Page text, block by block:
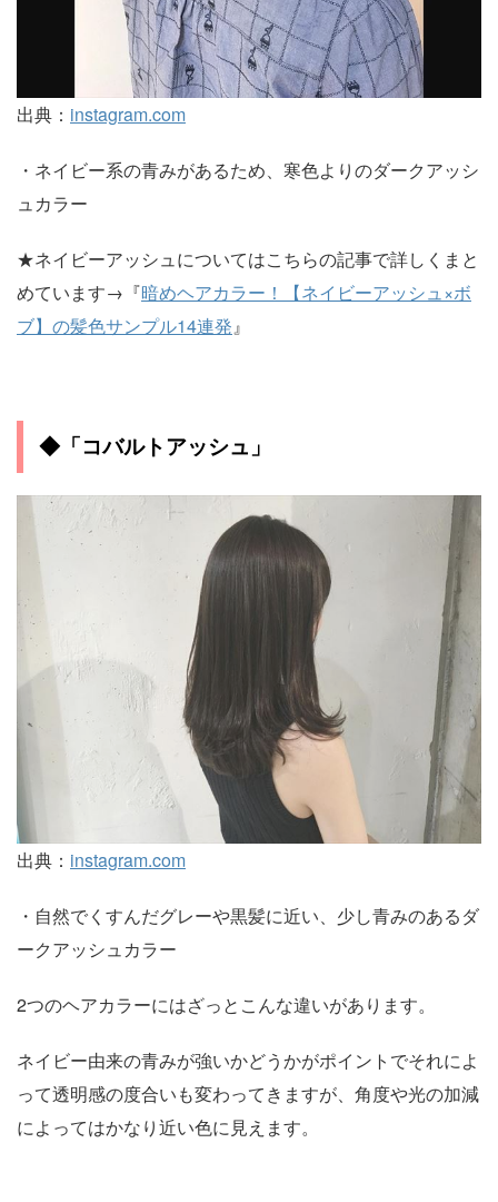
出典： instagram.com
・ネイビー系の青みがあるため、寒色よりのダークアッシ
ュカラー
★ネイビーアッシュについてはこちらの記事で詳しくまと
めています→『暗めヘアカラー！【ネイビーアッシュ×ボ
ブ】の髪色サンプル14連発』
◆「コバルトアッシュ」
出典： instagram.com
・自然でくすんだグレーや黒髪に近い、少し青みのあるダ
ークアッシュカラー
2つのヘアカラーにはざっとこんな違いがあります。
ネイビー由来の青みが強いかどうかがポイントでそれによ
って透明感の度合いも変わってきますが、角度や光の加減
によってはかなり近い色に見えます。